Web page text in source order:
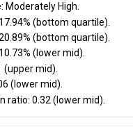
Moderately High.
(bottom quartile).
(bottom quartile).
(lower mid).
(upper mid).
(lower mid).
ratio: 0.32 (lower mid).